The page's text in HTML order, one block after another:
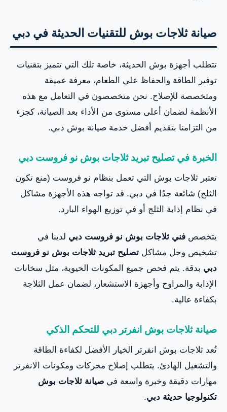
صيانة ثلاجات بوش للتقنيات الحديثة في دبي
تتطلب أجهزة بوش الحديثة، خاصة تلك التي تتميز بتقنيات
توفير الطاقة والحفاظ على الطعام، معرفة عميقة
ومتخصصة للإصلاح. نحن متخصصون في التعامل مع هذه
الأنظمة لضمان أعلى مستوى من الأداء بعد الصيانة، كجزء
من التزامنا بتقديم أفضل خدمة صيانة بوش دبي.
الخبرة في تصليح تبريد ثلاجات بوش نو فروست دبي
تعتبر ثلاجات بوش التي تعمل بنظام نو فروست (منع تكون
الثلج) شائعة جدًا في دبي. قد تواجه هذه الأجهزة مشاكل
في نظام إذابة الثلج أو في توزيع الهواء البارد.
يتخصص فني ثلاجات بوش نو فروست دبي لدينا في
تشخيص وحل مشاكل تصليح تبريد ثلاجات بوش نو فروست
دبي بدقة. يتم فحص جميع المكونات الحيوية، مثل سخانات
الإذابة والمراوح وأجهزة الاستشعار، لضمان عمل الثلاجة
بكفاءة عالية.
صيانة ثلاجات بوش انفرتر دبي للتحكم الذكي
تُعد ثلاجات بوش انفرتر الخيار الأفضل لكفاءة الطاقة
والتشغيل الهادئ. يتطلب إصلاح محركات ومكونات الانفرتر
مهارات دقيقة وخبرة واسعة في صيانة ثلاجات بوش
تكنولوجيا حديثة دبي.